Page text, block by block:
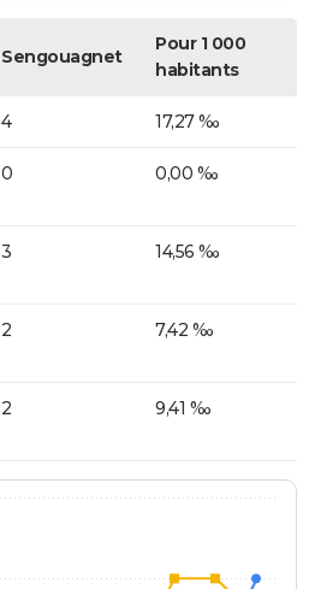
Sengouagnet
Pour 1 000
habitants
4 17,27 ‰
0 0,00 ‰
3 14,56 ‰
2 7,42 ‰
2 9,41 ‰